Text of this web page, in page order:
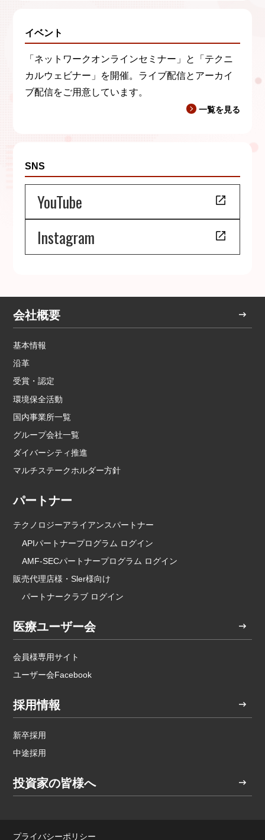
イベント
「ネットワークオンラインセミナー」と「テクニ
カルウェビナー」を開催。ライブ配信とアーカイ
ブ配信をご用意しています。
一覧を見る
SNS
YouTube
Instagram
会社概要
基本情報
沿革
受賞・認定
環境保全活動
国内事業所一覧
グループ会社一覧
ダイバーシティ推進
マルチステークホルダー方針
パートナー
テクノロジーアライアンスパートナー
APIパートナープログラム ログイン
AMF-SECパートナープログラム ログイン
販売代理店様・Sler様向け
パートナークラブ ログイン
医療ユーザー会
会員様専用サイト
ユーザー会Facebook
採用情報
新卒採用
中途採用
投資家の皆様へ
プライバシーポリシー